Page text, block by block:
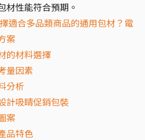
材性能符合預期。
適合多品類商品的通用包材？電
案
的材料選擇
量因素
分析
計吸睛促銷包裝
案
品特色